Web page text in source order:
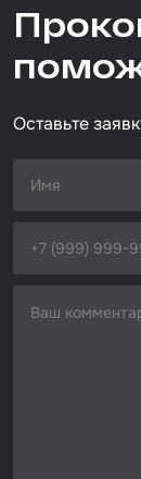
Размер /
D=220 мм
Оставьте